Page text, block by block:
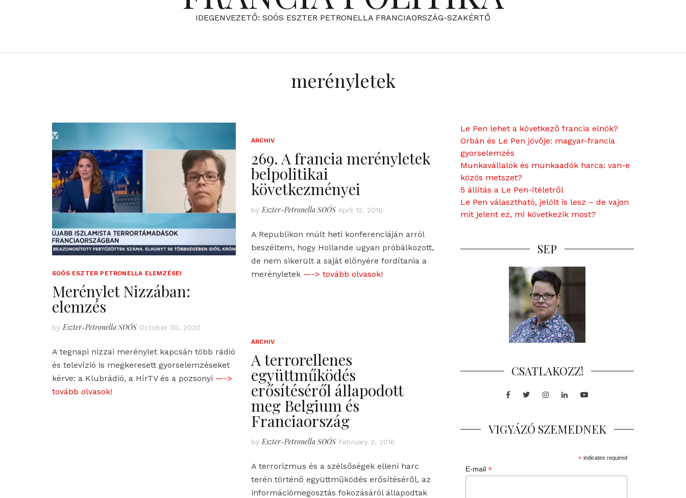
IDEGENVEZETŐ: SOÓS ESZTER PETRONELLA FRANCIAORSZÁG-SZAKÉRTŐ
merényletek
SOÓS ESZTER PETRONELLA ELEMZÉSEI
Merénylet Nizzában:
elemzés
by Eszter-Petronella SOÓS October 30, 2020
A tegnapi nizzai merénylet kapcsán több rádió
és televízió is megkeresett gyorselemzéseket
kérve: a Klubrádió, a HírTV és a pozsonyi —->
tovább olvasok!
ARCHIV
269. A francia merényletek
belpolitikai
következményei
by Eszter-Petronella SOÓS April 12, 2016
A Republikon múlt heti konferenciáján arról
beszéltem, hogy Hollande ugyan próbálkozott,
de nem sikerült a saját előnyére fordítania a
merényletek —-> tovább olvasok!
ARCHIV
A terrorellenes
együttműködés
erősítéséről állapodott
meg Belgium és
Franciaország
by Eszter-Petronella SOÓS February 2, 2016
A terrorizmus és a szélsőségek elleni harc
terén történő együttműködés erősítéséről, az
információmegosztás fokozásáról állapodtak
Le Pen lehet a következő francia elnök?
Orbán és Le Pen jövője: magyar-francia
gyorselemzés
Munkavállalók és munkaadók harca: van-e
közös metszet?
5 állítás a Le Pen-ítéletről
Le Pen választható, jelölt is lesz – de vajon
mit jelent ez, mi következik most?
SEP
CSATLAKOZZ!
Facebook
TwitterInstagram
LinkedInYoutube
VIGYÁZÓ SZEMEDNEK
*indicates required
E-mail*